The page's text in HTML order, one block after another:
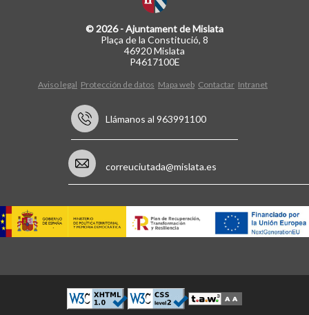
© 2026 - Ajuntament de Mislata
Plaça de la Constitució, 8
46920 Mislata
P4617100E
Aviso legal Protección de datos Mapa web Contactar Intranet
Llámanos al 963991100
correuciutada@mislata.es